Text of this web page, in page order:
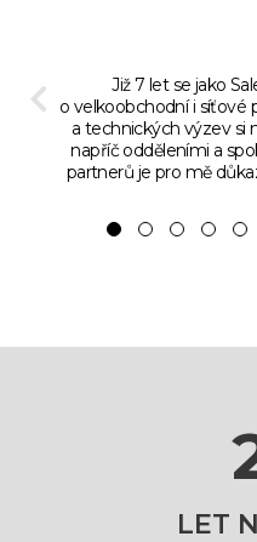
Již 7 let se jako
o velkoobchodní i síťové
a technických výzev si
napříč odděleními a
partnerů je pro mě
LET